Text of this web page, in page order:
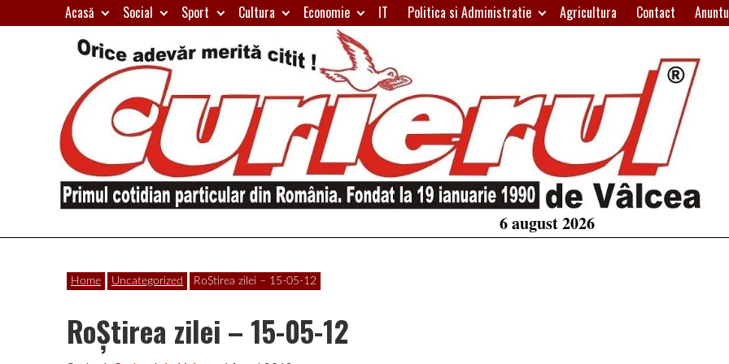
to
Acasă Social Sport Cultura Economie IT Politica si Administratie Agricultura Contact
Curierul
de
Primul
particular
din
România
6 august 2026
Home Uncategorized RoȘtirea zilei – 15-05-12
RoȘtirea zilei – 15-05-12